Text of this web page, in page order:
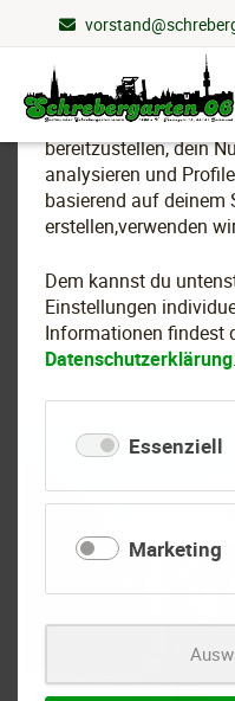
Wir nutzen
Um essenzielle
bereitzustellen, dein
analysieren und
basierend auf deinem
erstellen,verwenden
Dem kannst du
Einstellungen
Informationen findest
Datenschutzerklärung.
Essenziell
Marketing
Navigation
überspringen
Der neue
Rutsche
eingeweiht